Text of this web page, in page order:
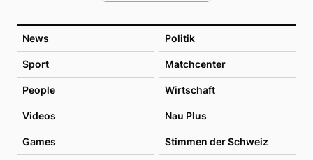
News Politik
Sport Matchcenter
People Wirtschaft
Videos Nau Plus
Games Stimmen der Schweiz